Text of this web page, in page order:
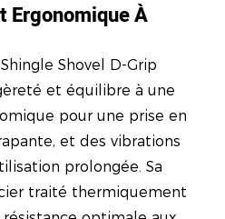
Ergonomique À
Shovel D-Grip
et équilibre à une
pour une prise en
et des vibrations
prolongée. Sa
traité thermiquement